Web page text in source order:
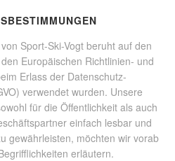
Sport-Ski-Vogt beruht auf den
Europäischen Richtlinien- und
Erlass der Datenschutz-
verwendet wurden. Unsere
für die Öffentlichkeit als auch
einfach lesbar und
gewährleisten, möchten wir vorab
erläutern.